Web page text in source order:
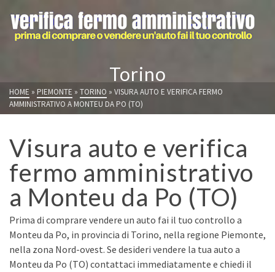
Torino
HOME » PIEMONTE » TORINO » VISURA AUTO E VERIFICA FERMO
AMMINISTRATIVO A MONTEU DA PO (TO)
Visura auto e verifica
fermo amministrativo
a Monteu da Po (TO)
Prima di comprare vendere un auto fai il tuo controllo a
Monteu da Po, in provincia di Torino, nella regione Piemonte,
nella zona Nord-ovest. Se desideri vendere la tua auto a
Monteu da Po (TO) contattaci immediatamente e chiedi il